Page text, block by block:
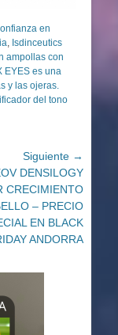
en
Isdinceutics
ampollas con
EYES es una
y las ojeras.
del tono
Siguiente →
DENSILOGY
CRECIMIENTO
– PRECIO
EN BLACK
ANDORRA